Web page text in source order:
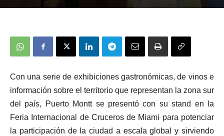
Con una serie de exhibiciones gastronómicas, de vinos e
información sobre el territorio que representan la zona sur
del país, Puerto Montt se presentó con su stand en la
Feria Internacional de Cruceros de Miami para potenciar
la participación de la ciudad a escala global y sirviendo